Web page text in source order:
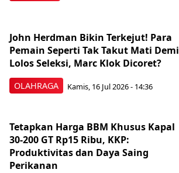
OLAHRAGA
John Herdman Bikin Terkejut! Para
Pemain Seperti Tak Takut Mati Demi
Lolos Seleksi, Marc Klok Dicoret?
Kamis, 16 Jul 2026 - 14:36
Tetapkan Harga BBM Khusus Kapal
30-200 GT Rp15 Ribu, KKP:
Produktivitas dan Daya Saing
Perikanan